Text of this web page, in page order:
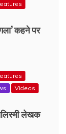
कहने पर
Videos
लेखक